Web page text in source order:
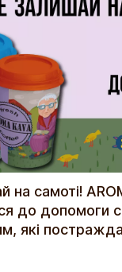
на самоті!
до допомоги
які